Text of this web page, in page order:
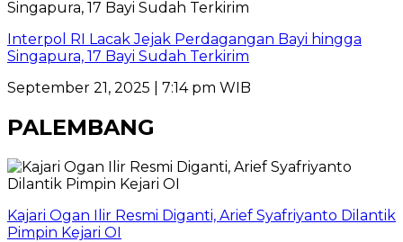
Interpol RI Lacak Jejak Perdagangan Bayi hingga
Singapura, 17 Bayi Sudah Terkirim
September 21, 2025 | 7:14 pm WIB
PALEMBANG
Kajari Ogan Ilir Resmi Diganti, Arief Syafriyanto Dilantik
Pimpin Kejari OI